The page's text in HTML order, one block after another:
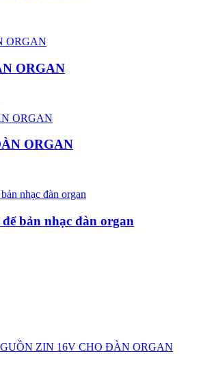
ORGAN
ORGAN
bản nhạc đàn organ